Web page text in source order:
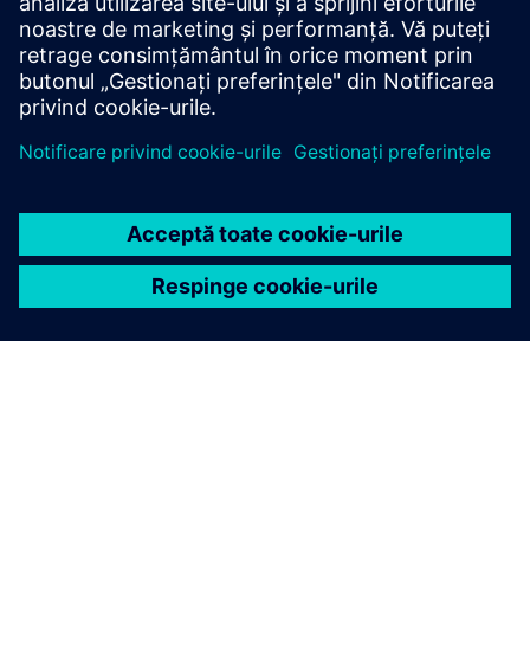
simulare în fluxurile de lucru CAE.